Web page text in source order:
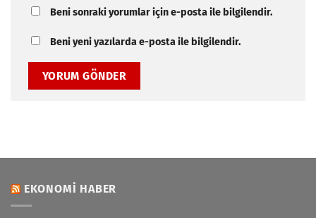
Beni sonraki yorumlar için e-posta ile bilgilendir.
Beni yeni yazılarda e-posta ile bilgilendir.
EKONOMI HABER